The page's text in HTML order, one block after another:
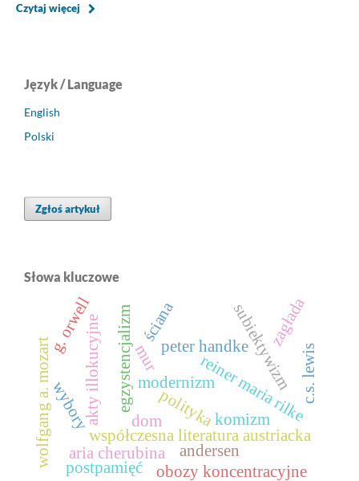
Czytaj więcej
Język / Language
English
Polski
Zgłoś artykuł
Słowa kluczowe
reiner maria rilke
peter handke
modernizm
egzystencjalizm subiektywizm
współczesna literatura austriacka
akty illokucyjne
wybory polityka
wolfgang a. mozart
aria cherubina
obozy koncentracyjne
mur
ściana
dom
g. orwell
c.s. lewis
zagłada
postpamięć
andersen
komizm